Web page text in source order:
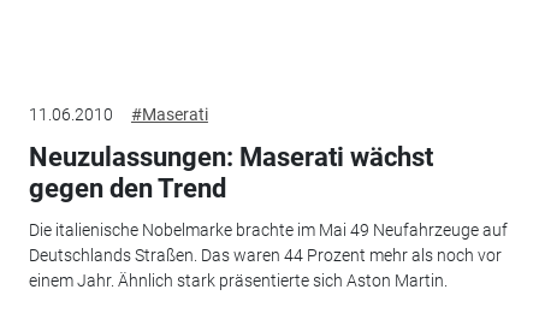
11.06.2010 #Maserati
Neuzulassungen: Maserati wächst
gegen den Trend
Die italienische Nobelmarke brachte im Mai 49 Neufahrzeuge auf
Deutschlands Straßen. Das waren 44 Prozent mehr als noch vor
einem Jahr. Ähnlich stark präsentierte sich Aston Martin.